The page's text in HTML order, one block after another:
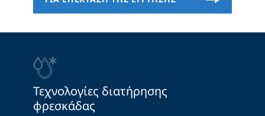
Τεχνολογίες διατήρησης
φρεσκάδας